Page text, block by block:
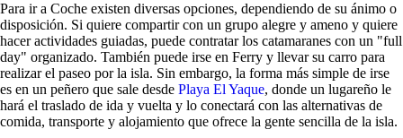
Para ir a Coche existen diversas opciones, dependiendo de su ánimo o
disposición. Si quiere compartir con un grupo alegre y ameno y quiere
hacer actividades guiadas, puede contratar los catamaranes con un "full
day" organizado. También puede irse en Ferry y llevar su carro para
realizar el paseo por la isla. Sin embargo, la forma más simple de irse
es en un peñero que sale desde Playa El Yaque, donde un lugareño le
hará el traslado de ida y vuelta y lo conectará con las alternativas de
comida, transporte y alojamiento que ofrece la gente sencilla de la isla.